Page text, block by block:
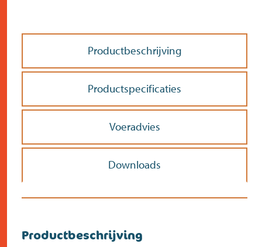
Menno’s Dierenwereld>
Productbeschrijving
Productspecificaties
Voeradvies
Downloads
Productbeschrijving